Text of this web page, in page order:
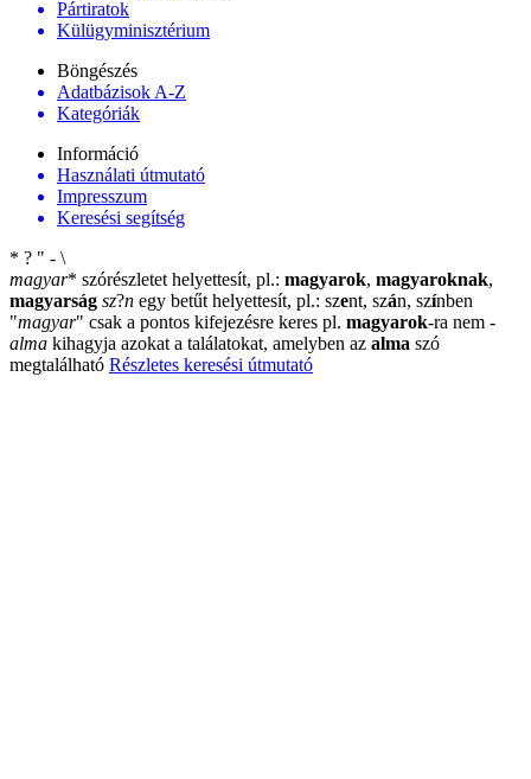
Pártiratok
Külügyminisztérium
Böngészés
Adatbázisok A-Z
Kategóriák
Információ
Használati útmutató
Impresszum
Keresési segítség
* ? " - \
magyar* szórészletet helyettesít, pl.: magyarok, magyaroknak,
magyarság sz?n egy betűt helyettesít, pl.: szent, szán, színben
"magyar" csak a pontos kifejezésre keres pl. magyarok-ra nem -
alma kihagyja azokat a találatokat, amelyben az alma szó
megtalálható Részletes keresési útmutató